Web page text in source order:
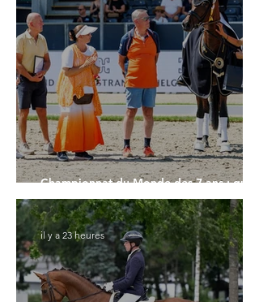
Championnat du Monde des 7 ans : quand
le pas fait la différence
il y a 23 heures